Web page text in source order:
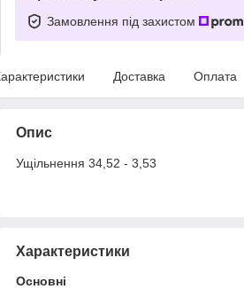
Замовлення під захистом
Доставка Оплата
Опис
Ущільнення 34,52 - 3,53
Характеристики
Основні